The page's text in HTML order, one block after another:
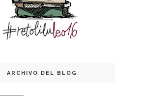
ARCHIVO DEL BLOG